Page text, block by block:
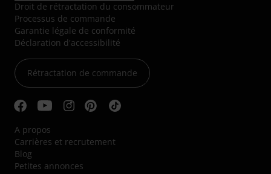
Droit de rétractation du consommateur
Processus de commande
Garantie légale de conformité
Déclaration d'accessibilité
Rétractation de commande
A propos
Carrières et recrutement
Blog
Petites annonces